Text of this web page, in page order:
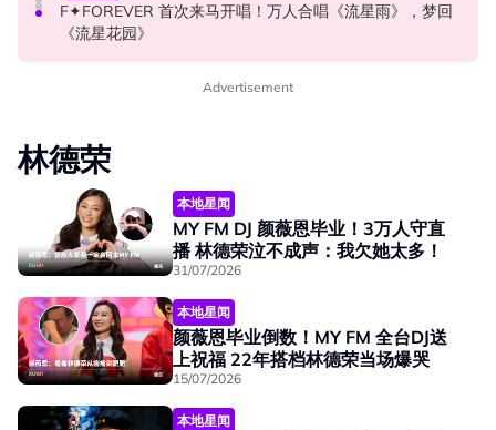
张员瑛频陷耍大牌争议！首度吐心声：真相终究会浮出水
面！
F✦FOREVER 首次来马开唱！万人合唱《流星雨》，梦回
《流星花园》
CORTIS MARTIN一开口就沦陷！深情演绎JANNABI歌曲
获网友狂赞！
Advertisement
林德荣
本地星闻
MY FM DJ 颜薇恩毕业！3万人守直
播 林德荣泣不成声：我欠她太多！
31/07/2026
本地星闻
颜薇恩毕业倒数！MY FM 全台DJ送
上祝福 22年搭档林德荣当场爆哭
15/07/2026
本地星闻